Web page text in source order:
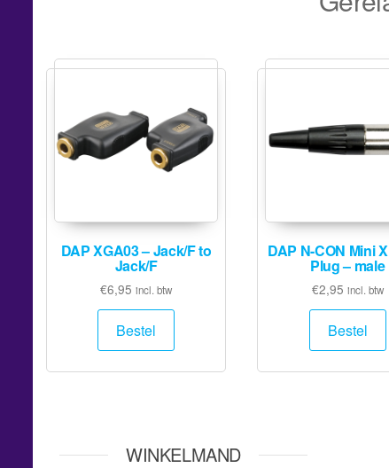
DAP XGA03 – Jack/F to
Jack/F
€6,95 incl. btw
Bestel
DAP N-CON Mini
Plug – male
€2,95 incl. btw
Bestel
WINKELMAND